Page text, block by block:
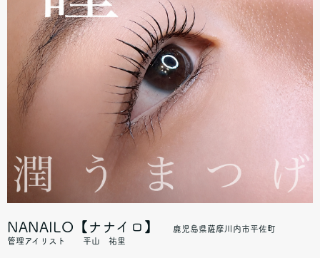
NANAILO【ナナイロ】
鹿児島県薩摩川内市平佐町
管理アイリスト 平山 祐里